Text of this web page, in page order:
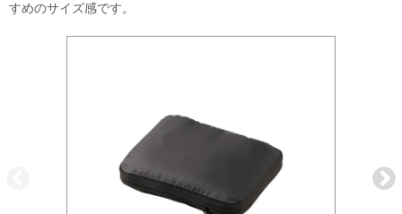
すめのサイズ感です。